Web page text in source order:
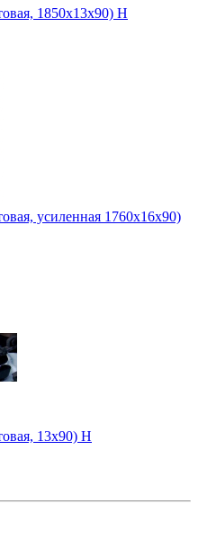
1850х13х90) H
усиленная 1760х16х90)
13х90) H